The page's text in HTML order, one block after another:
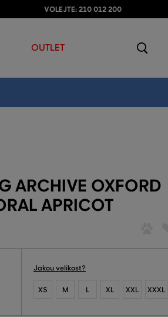
VOLEJTE: 210 012 200
OUTLET
ARCHIVE OXFORD
APRICOT
Jakou velikost?
XS M L XL XXL XXXL